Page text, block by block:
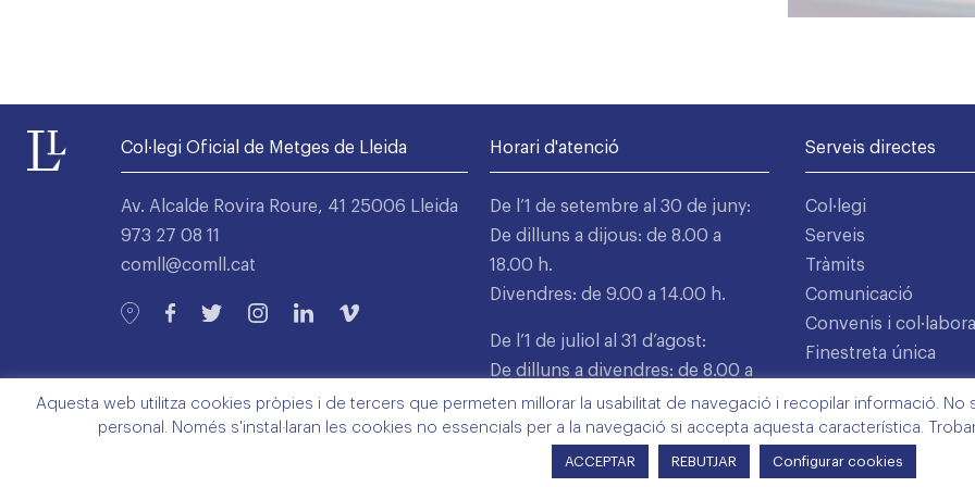
Col·legi Oficial de Metges de Lleida
Av. Alcalde Rovira Roure, 41 25006 Lleida
973 27 08 11
comll@comll.cat
Horari d'atenció
De l’1 de setembre al 30 de juny:
De dilluns a dijous: de 8.00 a
18.00 h.
Divendres: de 9.00 a 14.00 h.
De l’1 de juliol al 31 d’agost:
De dilluns a divendres: de 8.00 a
15.00 h.
Serveis directes
Col·legi
Serveis
Tràmits
Comunicació
Convenis i
Finestreta única
Aquesta web utilitza cookies pròpies i de tercers que permeten millorar la usabilitat de navegació i recopilar informació.
personal. Només s'instal·laran les cookies no essencials per a la navegació si accepta aquesta característica.
ACCEPTAR REBUTJAR Configurar cookies